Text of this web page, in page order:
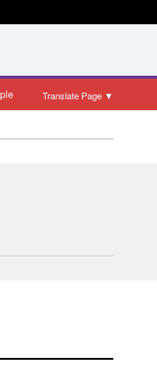
Translate Page ▼